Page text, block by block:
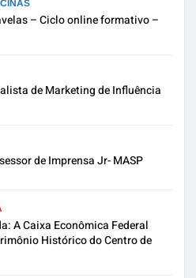
– Ciclo online formativo –
de Marketing de Influência
de Imprensa Jr- MASP
A Caixa Econômica Federal
Histórico do Centro de